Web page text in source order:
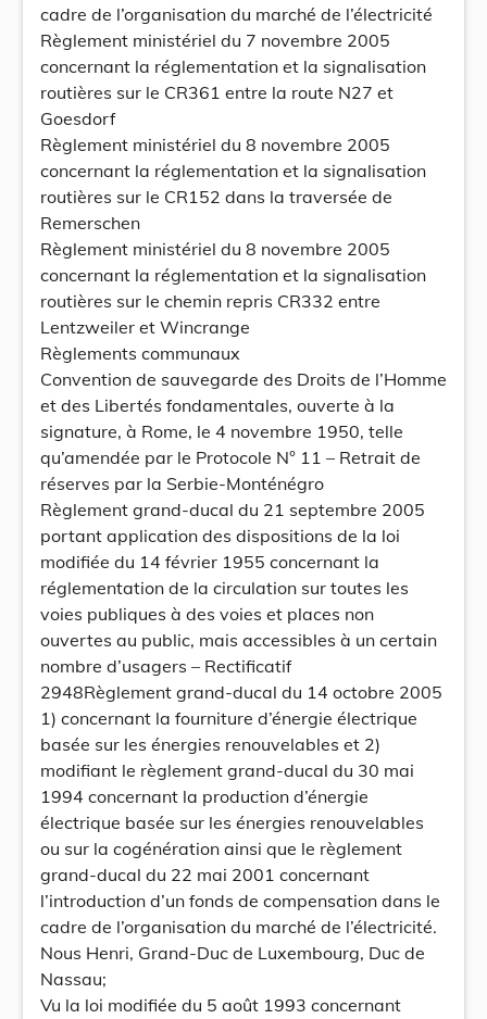
cadre de l’organisation du marché de l’électricité
Règlement ministériel du 7 novembre 2005
concernant la réglementation et la signalisation
routières sur le CR361 entre la route N27 et
Goesdorf
Règlement ministériel du 8 novembre 2005
concernant la réglementation et la signalisation
routières sur le CR152 dans la traversée de
Remerschen
Règlement ministériel du 8 novembre 2005
concernant la réglementation et la signalisation
routières sur le chemin repris CR332 entre
Lentzweiler et Wincrange
Règlements communaux
Convention de sauvegarde des Droits de l’Homme
et des Libertés fondamentales, ouverte à la
signature, à Rome, le 4 novembre 1950, telle
qu’amendée par le Protocole N° 11 – Retrait de
réserves par la Serbie-Monténégro
Règlement grand-ducal du 21 septembre 2005
portant application des dispositions de la loi
modifiée du 14 février 1955 concernant la
réglementation de la circulation sur toutes les
voies publiques à des voies et places non
ouvertes au public, mais accessibles à un certain
nombre d’usagers – Rectificatif
2948Règlement grand-ducal du 14 octobre 2005
1) concernant la fourniture d’énergie électrique
basée sur les énergies renouvelables et 2)
modifiant le règlement grand-ducal du 30 mai
1994 concernant la production d’énergie
électrique basée sur les énergies renouvelables
ou sur la cogénération ainsi que le règlement
grand-ducal du 22 mai 2001 concernant
l’introduction d’un fonds de compensation dans le
cadre de l’organisation du marché de l’électricité.
Nous Henri, Grand-Duc de Luxembourg, Duc de
Nassau;
Vu la loi modifiée du 5 août 1993 concernant